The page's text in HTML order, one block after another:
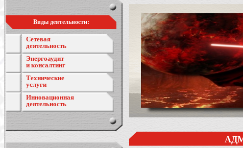
Виды деятельности:
Сетевая
деятельность
Энергоаудит
и консалтинг
Технические
услуги
Инновационная
деятельность